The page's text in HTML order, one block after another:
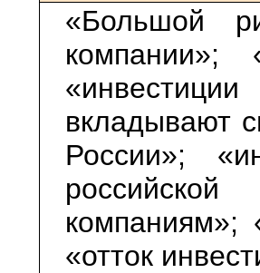
«Большой
компании»;
вкладывают
России»;
компаниям»;
«отток